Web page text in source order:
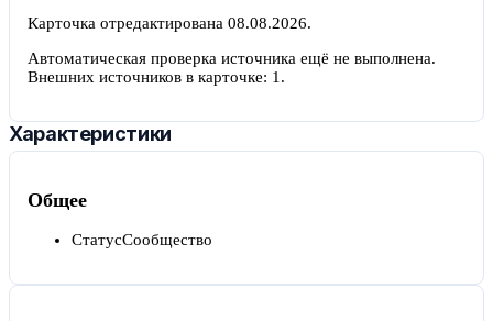
Карточка отредактирована 08.08.2026.
Автоматическая проверка источника ещё не выполнена.
Внешних источников в карточке: 1.
Характеристики
Общее
СтатусСообщество